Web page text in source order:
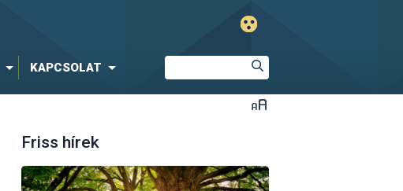
KAPCSOLAT
Friss hírek